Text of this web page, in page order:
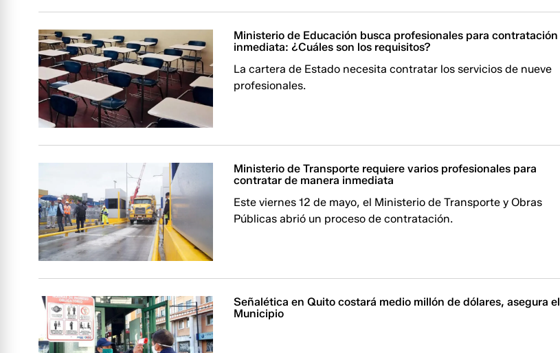
Ministerio de Educación busca profesionales para contratación
inmediata: ¿Cuáles son los requisitos?
La cartera de Estado necesita contratar los servicios de nueve
profesionales.
Ministerio de Transporte requiere varios profesionales para
contratar de manera inmediata
Este viernes 12 de mayo, el Ministerio de Transporte y Obras
Públicas abrió un proceso de contratación.
Señalética en Quito costará medio millón de dólares, asegura el
Municipio